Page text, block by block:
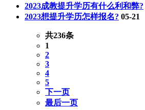
2023成教提升学历有什么利和弊?
2023想提升学历怎样报名? 05-21
共236条
1
2
3
4
5
下一页
最后一页